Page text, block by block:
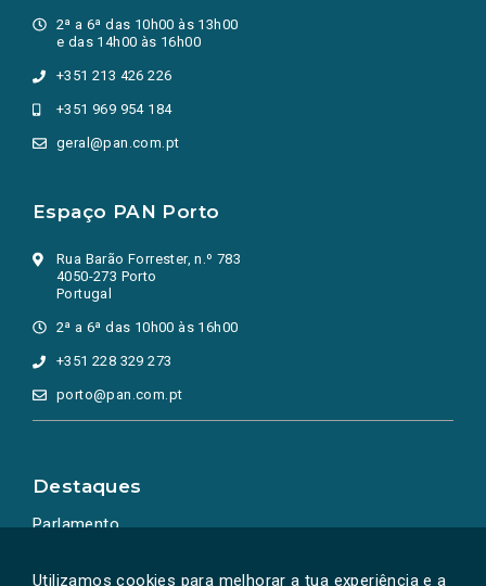
Utilizamos cookies para melhorar a tua experiência e a
2ª a 6ª das 10h00 às 13h00
e das 14h00 às 16h00
+351 213 426 226
+351 969 954 184
geral@pan.com.pt
Espaço PAN Porto
Rua Barão Forrester, n.º 783
4050-273 Porto
Portugal
2ª a 6ª das 10h00 às 16h00
+351 228 329 273
porto@pan.com.pt
Destaques
Parlamento